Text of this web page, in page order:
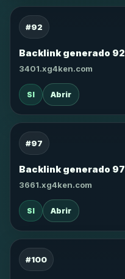
#92
Backlink generado 92
3401.xg4ken.com
SI Abrir
#97
Backlink generado 97
3661.xg4ken.com
SI Abrir
#100